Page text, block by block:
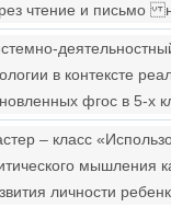
чтение и письмо
в контексте
фгос в 5-х
развития
– класс
мышления
личности